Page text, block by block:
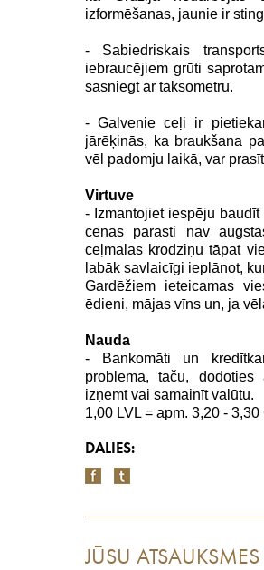
izformēšanas, jaunie ir
- Sabiedriskais
iebraucējiem grūti
sasniegt ar taksometru.
- Galvenie ceļi ir
jārēķinās, ka braukšana
vēl padomju laikā, var
Virtuve
- Izmantojiet iespēju
cenas parasti nav
ceļmalas krodziņu tāpat
labāk savlaicīgi ieplānot,
Gardēžiem ieteicamas
ēdieni, mājas vīns un, ja
Nauda
- Bankomāti un
problēma, taču,
izņemt vai samainīt valūtu.
1,00 LVL = apm. 3,20 - 3,30
DALIES:
JŪSU ATSAUKSMES